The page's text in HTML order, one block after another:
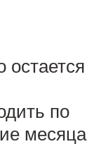
остается
по
месяца